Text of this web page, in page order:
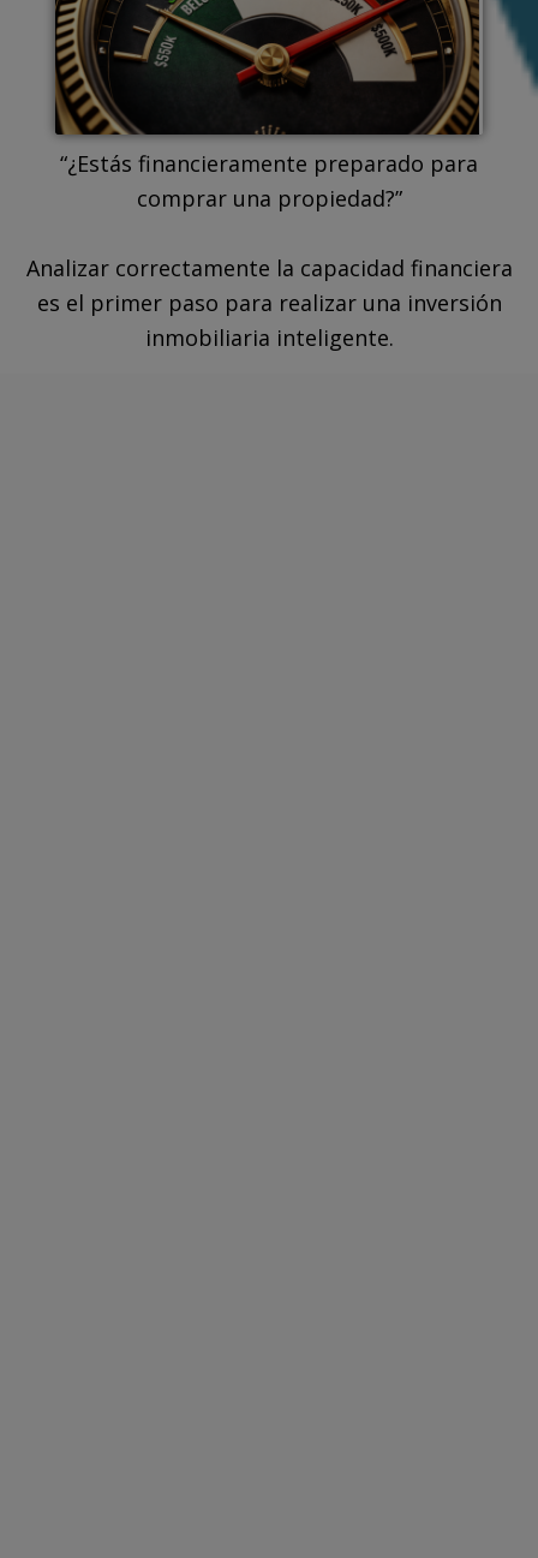
“¿Estás financieramente preparado para
comprar una propiedad?”
Analizar correctamente la capacidad financiera
es el primer paso para realizar una inversión
inmobiliaria inteligente.